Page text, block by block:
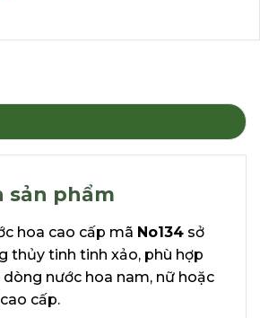
sản phẩm
hoa cao cấp mã No134 sở
thủy tinh tinh xảo, phù hợp
nước hoa nam, nữ hoặc
cấp.